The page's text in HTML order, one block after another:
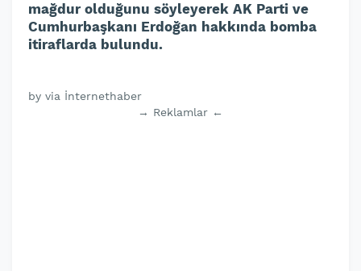
mağdur olduğunu söyleyerek AK Parti ve
Cumhurbaşkanı Erdoğan hakkında bomba
itiraflarda bulundu.
by via İnternethaber
→ Reklamlar ←